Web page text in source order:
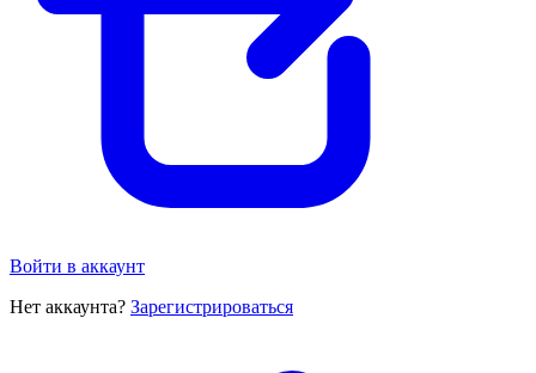
Войти в аккаунт
Нет аккаунта? Зарегистрироваться